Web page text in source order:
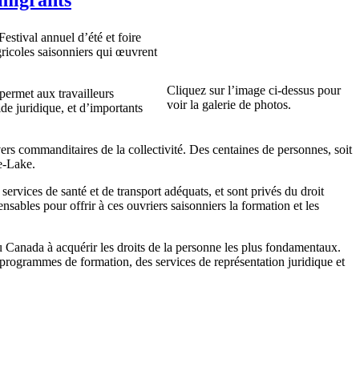
Cliquez sur l’image ci-dessus pour
voir la galerie de photos.
annuel d’été et foire
saisonniers qui œuvrent
aux travailleurs
juridique, et d’importants
commanditaires de la collectivité. Des centaines de personnes, soit
Lake.
de santé et de transport adéquats, et sont privés du droit
pour offrir à ces ouvriers saisonniers la formation et les
à acquérir les droits de la personne les plus fondamentaux.
de formation, des services de représentation juridique et